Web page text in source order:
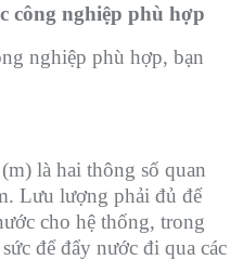
công nghiệp phù hợp
nghiệp phù hợp, bạn
là hai thông số quan
Lưu lượng phải đủ để
cho hệ thống, trong
để đẩy nước đi qua các